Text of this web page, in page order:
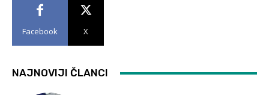
Facebook X
NAJNOVIJI ČLANCI